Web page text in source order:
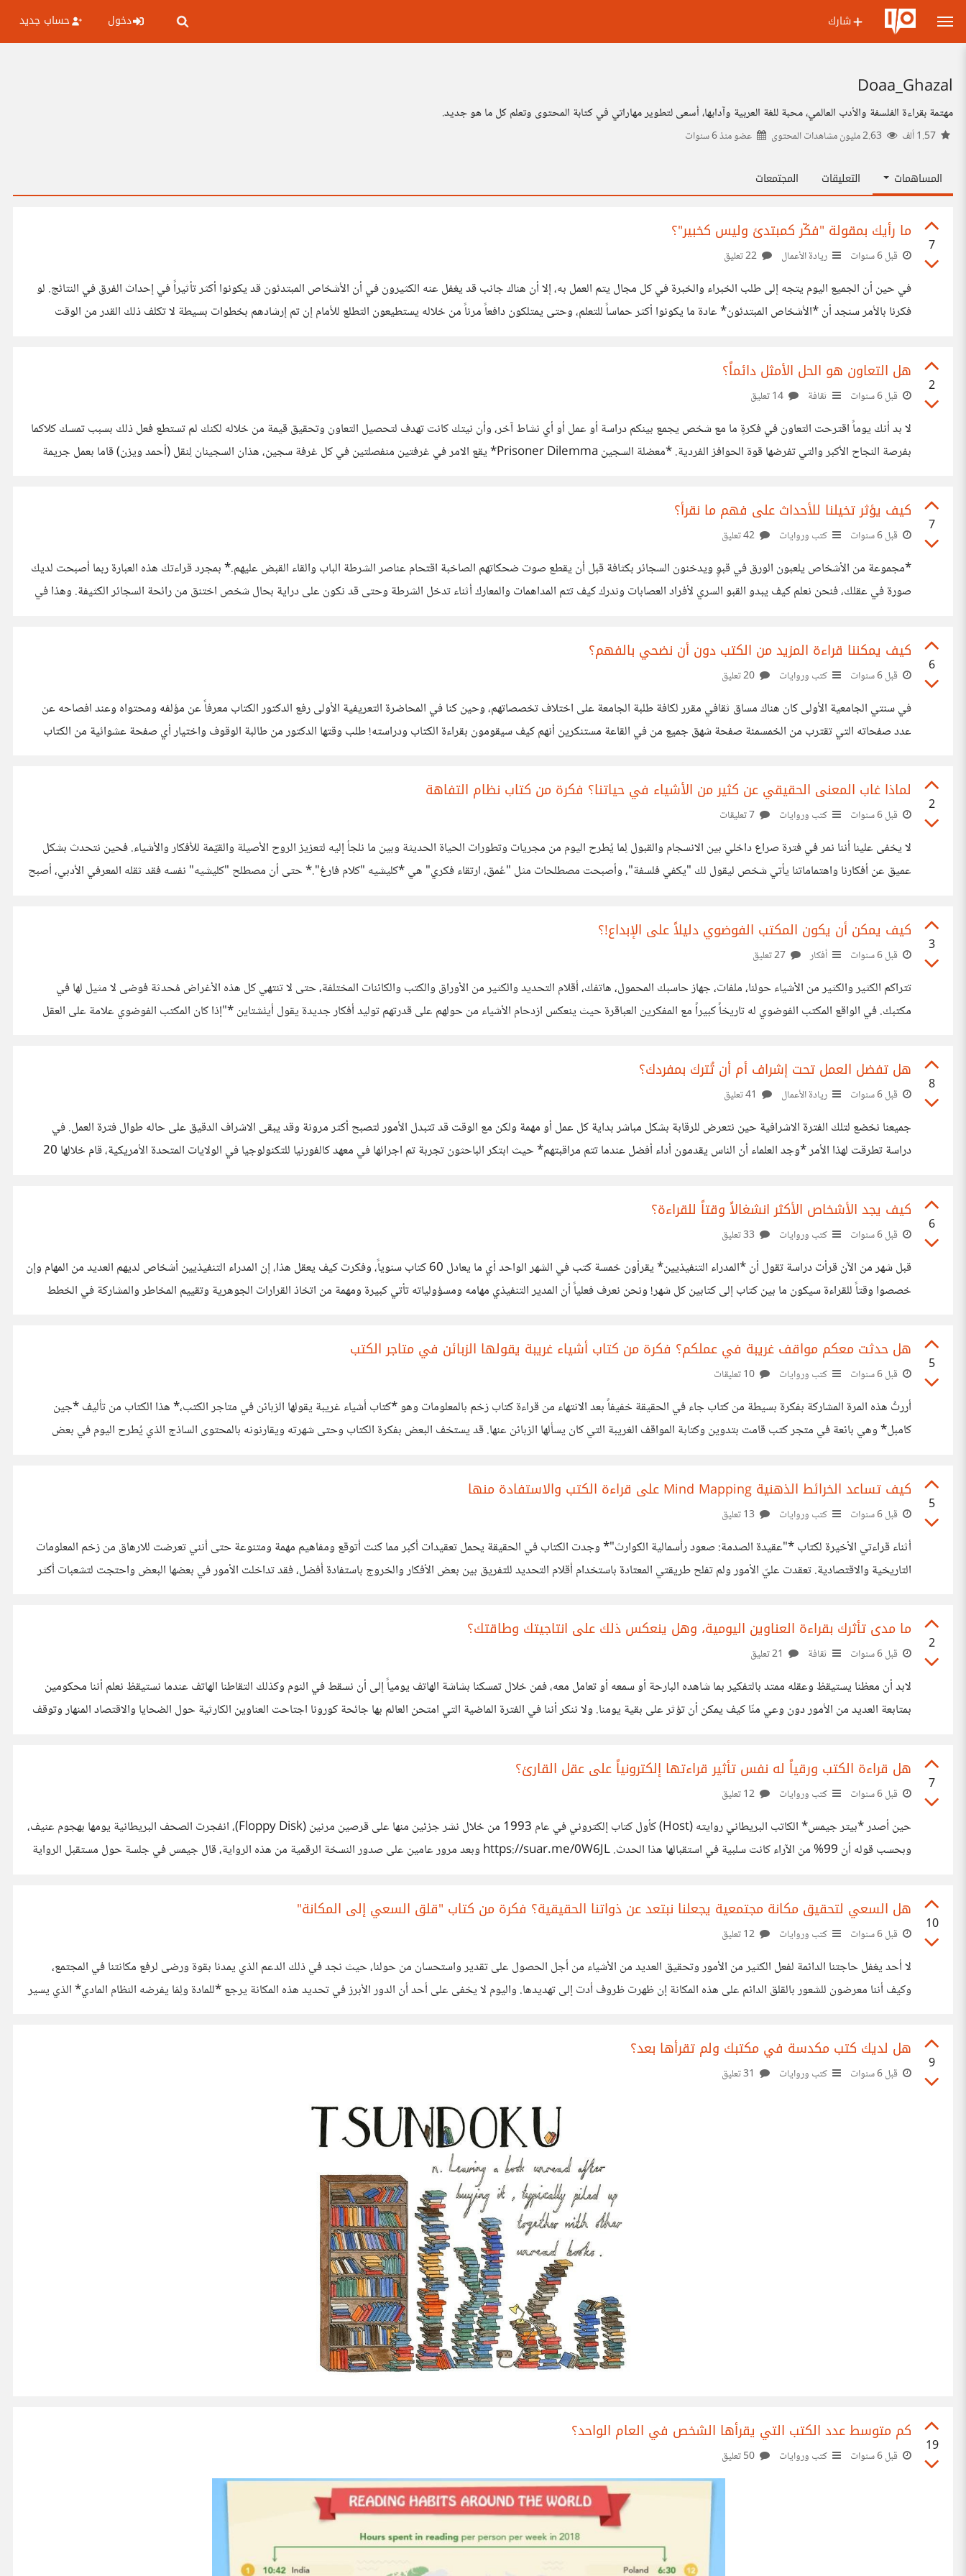
شارك دخول حساب جديد
Doaa_Ghazal
مهتمة بقراءة الفلسفة والأدب العالمي، محبة للغة العربية وآدابها، أسعى لتطوير مهاراتي في كتابة المحتوى وتعلم كل ما هو جديد.
عضو منذ6 سنوات
المساهمات التعليقات المجتمعات
7
ما رأيك بمقولة "فكّر كمبتدئ وليس كخبير"؟
قبل 6 سنوات ريادة الأعمال
في حين أن الجميع اليوم يتجه إلى طلب الخبراء والخبرة في كل مجال يتم العمل به، إلا أن هناك جانب قد يغفل عنه الكثيرون في أن الأشخاص المبتدئون قد يكونوا أكثر تأثيراً في إحداث الفرق في النتائج. لو
فكرنا بالأمر سنجد أن *الأشخاص المبتدئون* عادة ما يكونوا أكثر حماساً للتعلم، وحتى يمتلكون دافعاً مرناً من خلاله يستطيعون التطلع للأمام إن تم إرشادهم بخطوات بسيطة لا تكلف ذلك القدر من الوقت
2
هل التعاون هو الحل الأمثل دائماً؟
قبل 6 سنوات ثقافة
لا بد أنك يوماً اقترحت التعاون في فكرةٍ ما مع شخص يجمع بينكم دراسة أو عمل أو أي نشاط آخر، وأن نيتك كانت تهدف لتحصيل التعاون وتحقيق قيمة من خلاله لكنك لم تستطع فعل ذلك بسبب تمسك كلاكما
بفرصة النجاح الأكبر والتي تفرضها قوة الحوافز الفردية. *معضلة السجين Prisoner Dilemma* يقع الامر في غرفتين منفصلتين في كل غرفة سجين، هذان السجينان لِنقل (أحمد ويزن) قاما بعمل جريمة
7
كيف يؤثر تخيلنا للأحداث على فهم ما نقرأ؟
قبل 6 سنوات كتب وروايات
*مجموعة من الأشخاص يلعبون الورق في قبوٍ ويدخنون السجائر بكثافة قبل أن يقطع صوت ضحكاتهم الصاخبة اقتحام عناصر الشرطة الباب والقاء القبض عليهم.* بمجرد قراءتك هذه العبارة ربما أصبحت لديك
صورة في عقلك، فنحن نعلم كيف يبدو القبو السري لأفراد العصابات وندرك كيف تتم المداهمات والمعارك أثناء تدخل الشرطة وحتى قد نكون على دراية بحال شخص اختنق من رائحة السجائر الكثيفة. وهذا في
6
كيف يمكننا قراءة المزيد من الكتب دون أن نضحي بالفهم؟
قبل 6 سنوات كتب وروايات
في سنتي الجامعية الأولى كان هناك مساق ثقافي مقرر لكافة طلبة الجامعة على اختلاف تخصصاتهم، وحين كنا في المحاضرة التعريفية الأولى رفع الدكتور الكتاب معرفاً عن مؤلفه ومحتواه وعند افصاحه عن
عدد صفحاته التي تقترب من الخمسمئة صفحة شهق جميع من في القاعة مستنكرين أنهم كيف سيقومون بقراءة الكتاب ودراسته! طلب وقتها الدكتور من طالبة الوقوف واختيار أي صفحة عشوائية من الكتاب
2
لماذا غاب المعنى الحقيقي عن كثير من الأشياء في حياتنا؟ فكرة من كتاب نظام التفاهة
قبل 6 سنوات كتب وروايات
لا يخفى علينا أننا نمر في فترة صراع داخلي بين الانسجام والقبول لِما يُطرح اليوم من مجريات وتطورات الحياة الحديثة وبين ما نلجأ إليه لتعزيز الروح الأصيلة والقيّمة للأفكار والأشياء. فحين نتحدث بشكل
عميق عن أفكارنا واهتماماتنا يأتي شخص ليقول لك "يكفي فلسفة"، وأصبحت مصطلحات مثل "عُمق، ارتقاء فكري" هي *كليشيه "كلام فارغ".* حتى أن مصطلح "كليشيه" نفسه فقد ثقله المعرفي الأدبي، أصبح
3
كيف يمكن أن يكون المكتب الفوضوي دليلاً على الإبداع!؟
قبل 6 سنوات أفكار
تتراكم الكثير والكثير من الأشياء حولنا، ملفات، جهاز حاسبك المحمول، هاتفك، أقلام التحديد والكثير من الأوراق والكتب والكائنات المختلفة، حتى لا تنتهي كل هذه الأغراض مُحدثة فوضى لا مثيل لها في
مكتبك. في الواقع المكتب الفوضوي له تاريخاً كبيراً مع المفكرين العباقرة حيث ينعكس ازدحام الأشياء من حولهم على قدرتهم توليد أفكار جديدة يقول أينْشتاين *"إذا كان المكتب الفوضوي علامة على العقل
8
هل تفضل العمل تحت إشراف أم أن تُترك بمفردك؟
قبل 6 سنوات ريادة الأعمال
جميعنا نخضع لتلك الفترة الاشرافية حين نتعرض للرقابة بشكل مباشر بداية كل عمل أو مهمة ولكن مع الوقت قد تتبدل الأمور لتصبح أكثر مرونة وقد يبقى الاشراف الدقيق على حاله طوال فترة العمل. في
دراسة تطرقت لهذا الأمر *وجد العلماء أن الناس يقدمون أداء أفضل عندما تتم مراقبتهم* حيث ابتكر الباحثون تجربة تم اجرائها في معهد كالفورنيا للتكنولوجيا في الولايات المتحدة الأمريكية، قام خلالها 20
6
كيف يجد الأشخاص الأكثر انشغالاً وقتاً للقراءة؟
قبل 6 سنوات كتب وروايات
قبل شهر من الآن قرأت دراسة تقول أن *المدراء التنفيذيين* يقرأون خمسة كتب في الشهر الواحد أي ما يعادل 60 كتاب سنوياً، وفكرت كيف يعقل هذا، إن المدراء التنفيذيين أشخاص لديهم العديد من المهام وإن
خصصوا وقتاً للقراءة سيكون ما بين كتاب إلى كتابين كل شهر! ونحن نعرف فعلياً أن المدير التنفيذي مهامه ومسؤولياته تأتي كبيرة ومهمة من اتخاذ القرارات الجوهرية وتقييم المخاطر والمشاركة في الخطط
5
هل حدثت معكم مواقف غريبة في عملكم؟ فكرة من كتاب أشياء غريبة يقولها الزبائن في متاجر الكتب
قبل 6 سنوات كتب وروايات
أررتُ هذه المرة المشاركة بفكرة بسيطة من كتاب جاء في الحقيقة خفيفاً بعد الانتهاء من قراءة كتاب زخم بالمعلومات وهو *كتاب أشياء غريبة يقولها الزبائن في متاجر الكتب،* هذا الكتاب من تأليف *جين
كامبل* وهي بائعة في متجر كتب قامت بتدوين وكتابة المواقف الغريبة التي كان يسألها الزبائن عنها. قد يستخف البعض بفكرة الكتاب وحتى شهرته ويقارنونه بالمحتوى الساذج الذي يُطرح اليوم في بعض
5
كيف تساعد الخرائط الذهنية Mind Mapping على قراءة الكتب والاستفادة منها
قبل 6 سنوات كتب وروايات
أثناء قراءتي الأخيرة لكتاب *"عقيدة الصدمة: صعود رأسمالية الكوارث"* وجدت الكتاب في الحقيقة يحمل تعقيدات أكبر مما كنت أتوقع ومفاهيم مهمة ومتنوعة حتى أنني تعرضت للارهاق من زخم المعلومات
التاريخية والاقتصادية. تعقدت عليّ الأمور ولم تفلح طريقتي المعتادة باستخدام أقلام التحديد للتفريق بين بعض الأفكار والخروج باستفادة أفضل، فقد تداخلت الأمور في بعضها البعض واحتجت لتشعبات أكثر
2
ما مدى تأثرك بقراءة العناوين اليومية، وهل ينعكس ذلك على انتاجيتك وطاقتك؟
قبل 6 سنوات ثقافة
لابد أن معظنا يستيقظ وعقله ممتد بالتفكير بما شاهده البارحة أو سمعه أو تعامل معه، فمن خلال تمسكنا بشاشة الهاتف يومياً إلى أن نسقط في النوم وكذلك التقاطنا الهاتف عندما نستيقظ نعلم أننا محكومين
بمتابعة العديد من الأمور دون وعي منّا كيف يمكن أن تؤثر على بقية يومنا. ولا ننكر أننا في الفترة الماضية التي امتحن العالم بها جائحة كورونا اجتاحت العناوين الكارثية حول الضحايا والاقتصاد المنهار وتوقف
7
هل قراءة الكتب ورقياً له نفس تأثير قراءتها إلكترونياً على عقل القارئ؟
قبل 6 سنوات كتب وروايات
حين أصدر *بيتر جيمس* الكاتب البريطاني روايته (Host) كأول كتاب إلكتروني في عام 1993 من خلال نشر جزئين منها على قرصين مرنين (Floppy Disk)، انفجرت الصحف البريطانية يومها بهجوم عنيف،
وبحسب قوله أن 99% من الآراء كانت سلبية في استقبالها هذا الحدث. https://suar.me/0W6JL وبعد مرور عامين على صدور النسخة الرقمية من هذه الرواية، قال جيمس في جلسة حول مستقبل الرواية
10
هل السعي لتحقيق مكانة مجتمعية يجعلنا نبتعد عن ذواتنا الحقيقية؟ فكرة من كتاب "قلق السعي إلى المكانة"
قبل 6 سنوات كتب وروايات
لا أحد يغفل حاجتنا الدائمة لفعل الكثير من الأمور وتحقيق العديد من الأشياء من أجل الحصول على تقدير واستحسان من حولنا، حيث نجد في ذلك الدعم الذي يمدنا بقوة ورضى لرفع مكانتنا في المجتمع،
وكيف أننا معرضون للشعور بالقلق الدائم على هذه المكانة إن ظهرت ظروف أدت إلى تهديدها. واليوم لا يخفى على أحد أن الدور الأبرز في تحديد هذه المكانة يرجع *للمادة ولِمَا يفرضه النظام المادي* الذي يسير
9
هل لديك كتب مكدسة في مكتبك ولم تقرأها بعد؟
قبل 6 سنوات كتب وروايات
19
كم متوسط عدد الكتب التي يقرأها الشخص في العام الواحد؟
قبل 6 سنوات كتب وروايات